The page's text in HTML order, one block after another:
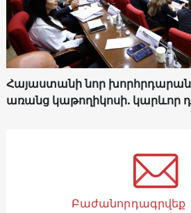
Հայաստանի նոր
առանց կաթողիկոսի. կարևոր
Բաժանորդագրվեք